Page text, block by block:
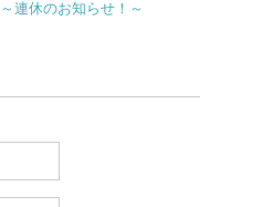
～連休のお知らせ！～